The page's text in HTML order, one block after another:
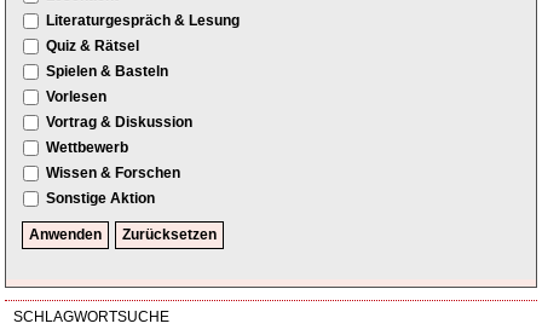
Literaturgespräch & Lesung
Quiz & Rätsel
Spielen & Basteln
Vorlesen
Vortrag & Diskussion
Wettbewerb
Wissen & Forschen
Sonstige Aktion
SCHLAGWORTSUCHE